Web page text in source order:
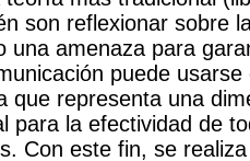
son reflexionar sobre
una amenaza para
puede
que representa una
para la efectividad de
Con este fin, se